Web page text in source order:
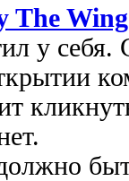
The
у